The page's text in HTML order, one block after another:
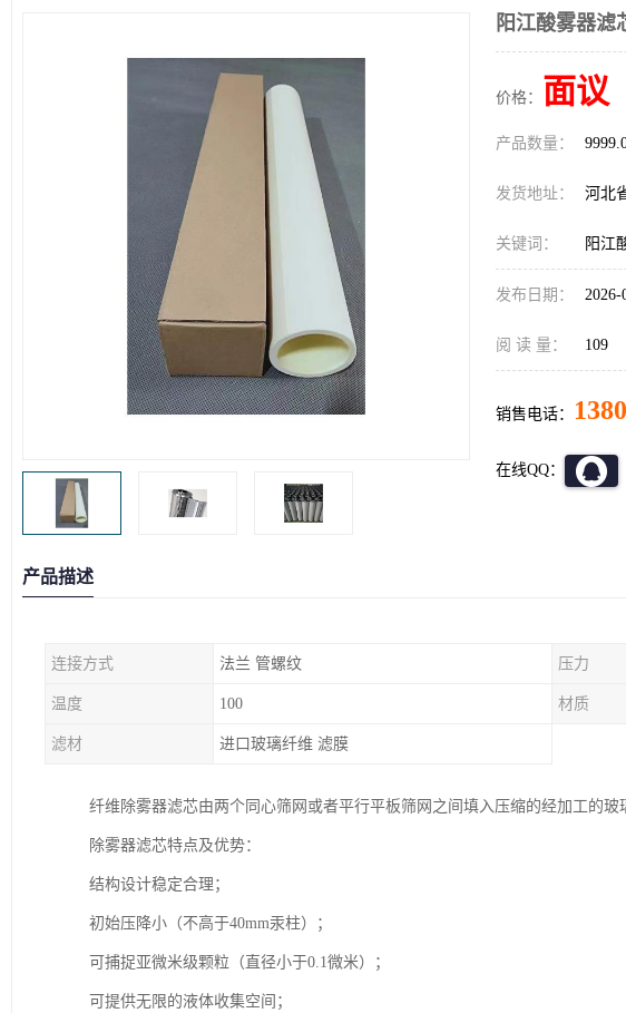
阳江酸雾器滤
价格： 面议
产品数量：
发货地址： 河北
关键词： 阳江
发布日期： 2026-
阅 读 量： 109
销售电话：
在线QQ：
产品描述
连接方式 法兰 管螺纹 压力
温度 100 材质
滤材 进口玻璃纤维 滤膜
纤维除雾器滤芯由两个同心筛网或者平行平板筛网之间填入压缩的经加工的玻
除雾器滤芯特点及优势：
结构设计稳定合理；
初始压降小（不高于40mm汞柱）；
可捕捉亚微米级颗粒（直径小于0.1微米）；
可提供无限的液体收集空间；